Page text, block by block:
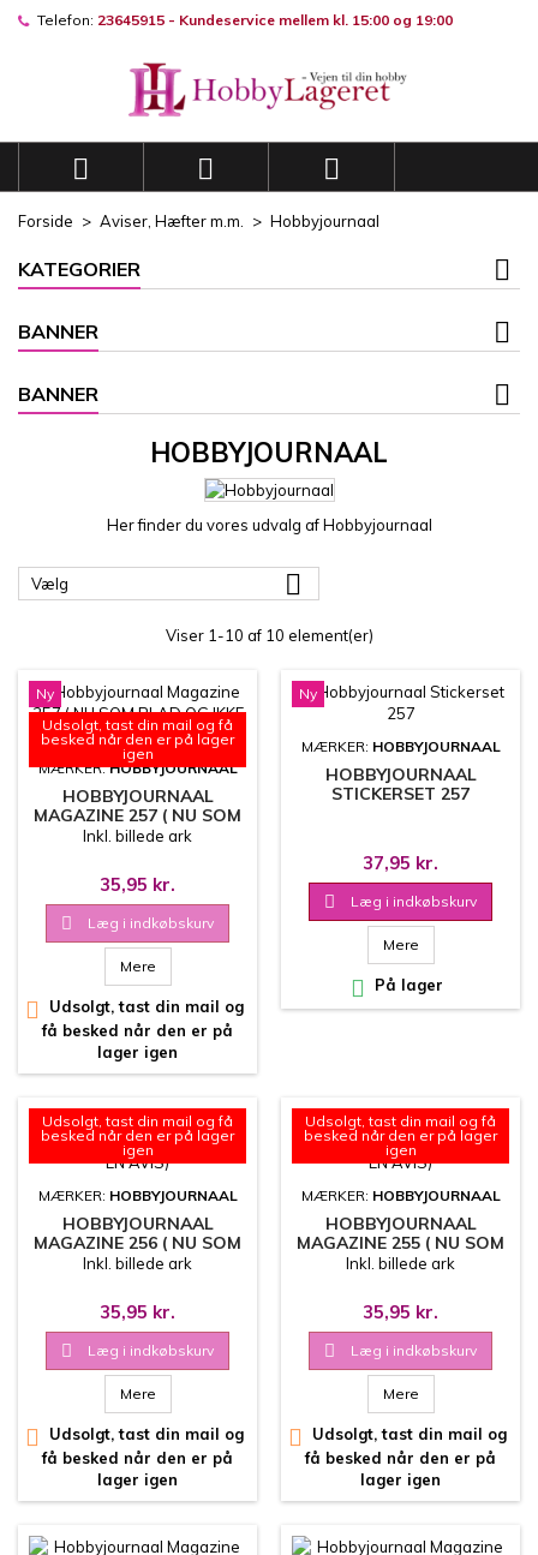
Telefon: 23645915 - Kundeservice mellem kl. 15:00 og 19:00
  
Forside Aviser, Hæfter m.m. Hobbyjournaal
KATEGORIER
BANNER
BANNER
HOBBYJOURNAAL
Her finder du vores udvalg af Hobbyjournaal
Vælg 
Viser 1-10 af 10 element(er)
Ny
Udsolgt, tast din mail og få
besked når den er på lager
igen
MÆRKER:HOBBYJOURNAAL
HOBBYJOURNAAL
MAGAZINE 257 ( NU SOM
BLAD OG IKKE EN AVIS)
Inkl. billede ark
35,95 kr.
 Læg i indkøbskurv
Mere

Udsolgt, tast din mail og
få besked når den er på
lager igen
Ny
MÆRKER: HOBBYJOURNAAL
HOBBYJOURNAAL
STICKERSET 257
37,95 kr.
 Læg i indkøbskurv
Mere
 På lager
Udsolgt, tast din mail og få
besked når den er på lager
igen
MÆRKER: HOBBYJOURNAAL
HOBBYJOURNAAL
MAGAZINE 256 ( NU SOM
BLAD OG IKKE EN AVIS)
Inkl. billede ark
35,95 kr.
 Læg i indkøbskurv
Mere

Udsolgt, tast din mail og
få besked når den er på
lager igen
Udsolgt, tast din mail og få
besked når den er på lager
igen
MÆRKER: HOBBYJOURNAAL
HOBBYJOURNAAL
MAGAZINE 255 ( NU SOM
BLAD OG IKKE EN AVIS)
Inkl. billede ark
35,95 kr.
 Læg i indkøbskurv
Mere

Udsolgt, tast din mail og
få besked når den er på
lager igen
Opret en ny liste
((confirmMessage))
((cancelText)) ((modalDeleteText))
((cancelText))
Du skal være logget på for at gemme produkter på din